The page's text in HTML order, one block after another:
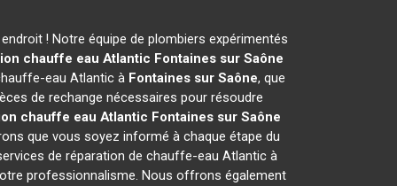
! Notre équipe de plombiers expérimentés
chauffe eau Atlantic Fontaines sur Saône
eau Atlantic à Fontaines sur Saône, que
de rechange nécessaires pour résoudre
chauffe eau Atlantic Fontaines sur Saône
que vous soyez informé à chaque étape du
de réparation de chauffe-eau Atlantic à
professionnalisme. Nous offrons également